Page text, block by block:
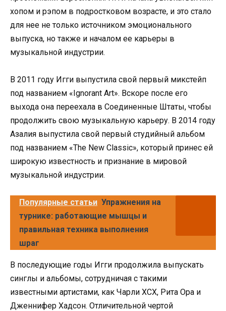
хопом и рэпом в подростковом возрасте, и это стало
для нее не только источником эмоционального
выпуска, но также и началом ее карьеры в
музыкальной индустрии.
В 2011 году Игги выпустила свой первый микстейп
под названием «Ignorant Art». Вскоре после его
выхода она переехала в Соединенные Штаты, чтобы
продолжить свою музыкальную карьеру. В 2014 году
Азалия выпустила свой первый студийный альбом
под названием «The New Classic», который принес ей
широкую известность и признание в мировой
музыкальной индустрии.
Популярные статьи Упражнения на
турнике: работающие мышцы и
правильная техника выполнения
шраг
В последующие годы Игги продолжила выпускать
синглы и альбомы, сотрудничая с такими
известными артистами, как Чарли XCX, Рита Ора и
Дженнифер Хадсон. Отличительной чертой